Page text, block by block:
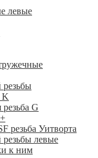
левые
резьбы
K
G
+
резьба Уитворта
резьбы левые
к ним